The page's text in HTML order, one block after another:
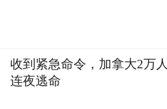
收到紧急命令，加拿大2万人
连夜逃命